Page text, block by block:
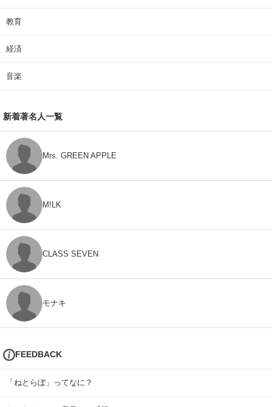
教育
経済
音楽
新着著名人一覧
Mrs. GREEN APPLE
M!LK
CLASS SEVEN
モナキ
FEEDBACK
「ねとらぼ」ってなに？